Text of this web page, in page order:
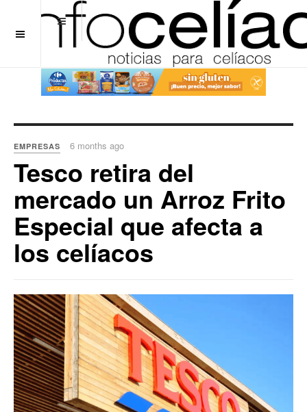
EMPRESAS 6 months ago
Tesco retira del
mercado un Arroz Frito
Especial que afecta a
los celíacos